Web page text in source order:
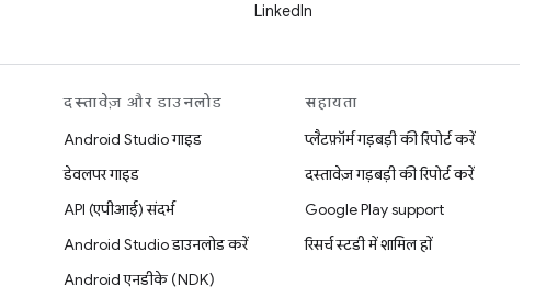
LinkedIn
दस्तावेज़ और डाउनलोड
Android Studio गाइड
डेवलपर गाइड
API (एपीआई) संदर्भ
Android Studio डाउनलोड करें
Android एनडीके (NDK)
सहायता
प्लैटफ़ॉर्म गड़बड़ी की रिपोर्ट करें
दस्तावेज़ गड़बड़ी की रिपोर्ट करें
Google Play support
रिसर्च स्टडी में शामिल हों